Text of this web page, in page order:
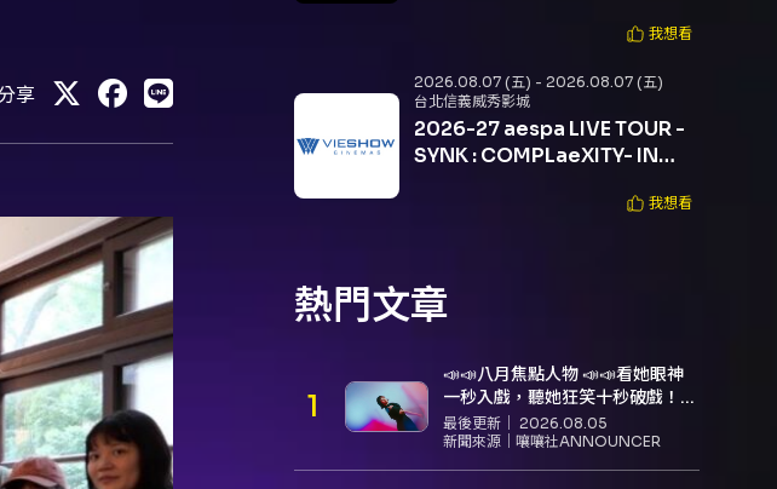
享
我想看
2026.08.07 (五) - 2026.08.07 (五)
台北信義威秀影城
2026-27 aespa LIVE TOUR -
SYNK : COMPLaeXITY- IN
我想看
熱門文章
📣📣八月焦點人物 📣📣看她眼神
一秒入戲，聽她狂笑十秒破戲！
孝女宋國珍 v.s. 笑女張擎佳：本是
同根生，相約壓車別太急
最後更新｜ 2026.08.05
新聞來源｜ 嚷嚷社ANNOUNCER